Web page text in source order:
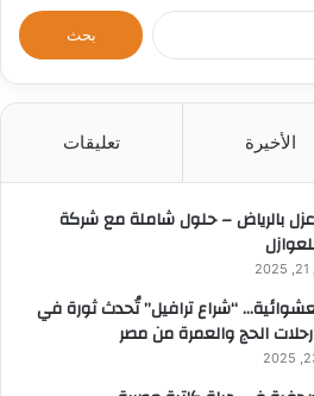
الأخيرة تعليقات
بالرياض – حلول شاملة مع شركة
“شراع ترافيل” تُحدث ثورة في
الحج والعمرة من مصر